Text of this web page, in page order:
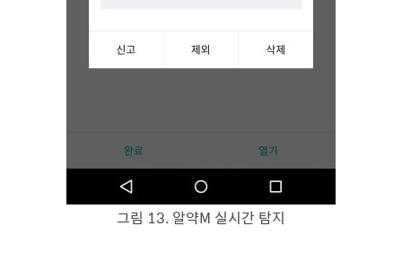
그림 13. 알약M 실시간 탐지